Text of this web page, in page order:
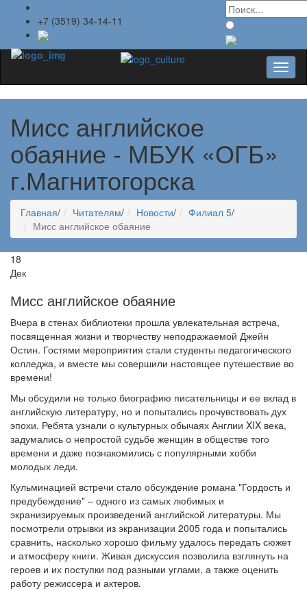
+7 (3519) 34-14-11
Мисс английское
обаяние - МБУК «ОГБ»
г.Магнитогорска
Главная/ Читателям/ Новости/ Филиал 5/
Мисс английское обаяние
18
Дек
Мисс английское обаяние
Вчера в стенах библиотеки прошла увлекательная встреча,
посвященная жизни и творчеству неподражаемой Джейн
Остин. Гостями мероприятия стали студенты педагогического
колледжа, и вместе мы совершили настоящее путешествие во
времени!
Мы обсудили не только биографию писательницы и ее вклад в
английскую литературу, но и попытались прочувствовать дух
эпохи. Ребята узнали о культурных обычаях Англии XIX века,
задумались о непростой судьбе женщин в обществе того
времени и даже познакомились с популярными хобби
молодых леди.
Кульминацией встречи стало обсуждение романа "Гордость и
предубеждение" – одного из самых любимых и
экранизируемых произведений английской литературы. Мы
посмотрели отрывки из экранизации 2005 года и попытались
сравнить, насколько хорошо фильму удалось передать сюжет
и атмосферу книги. Живая дискуссия позволила взглянуть на
героев и их поступки под разными углами, а также оценить
работу режиссера и актеров.